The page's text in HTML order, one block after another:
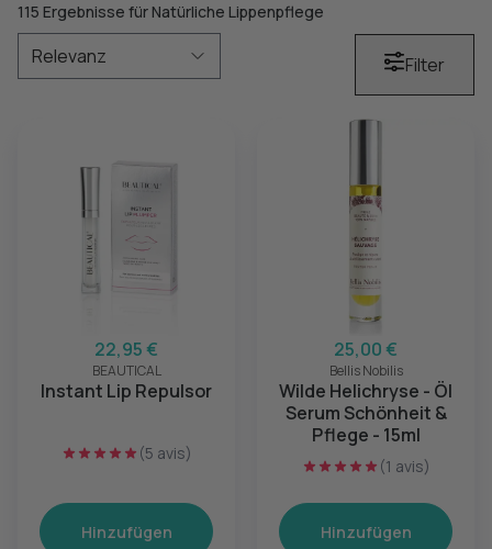
115 Ergebnisse für Natürliche Lippenpflege
Filter
22,95 €
BEAUTICAL
Instant Lip Repulsor
(5 avis)
Hinzufügen
25,00 €
Bellis Nobilis
Wilde Helichryse - Öl
Serum Schönheit &
Pflege - 15ml
(1 avis)
Hinzufügen